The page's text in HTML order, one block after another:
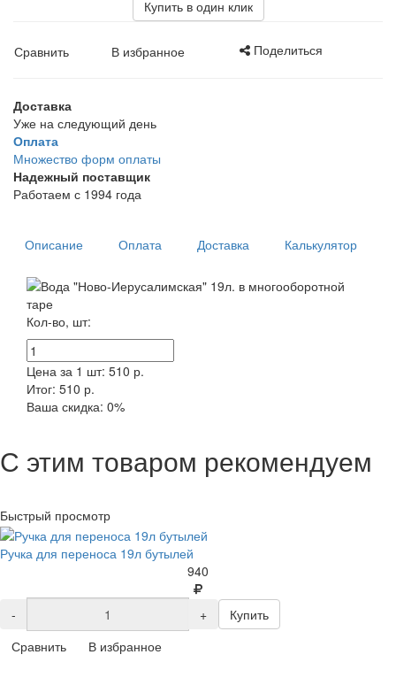
Купить в один клик
Сравнить В избранное Поделиться
Доставка
Уже на следующий день
Оплата
Множество форм оплаты
Надежный поставщик
Работаем с 1994 года
Описание Оплата Доставка Калькулятор
Кол-во, шт:
Цена за 1 шт: 510 р.
Итог: 510 р.
Ваша скидка: 0%
С этим товаром рекомендуем
Быстрый просмотр
Ручка для переноса 19л бутылей
940
- +
Купить
Сравнить
В избранное